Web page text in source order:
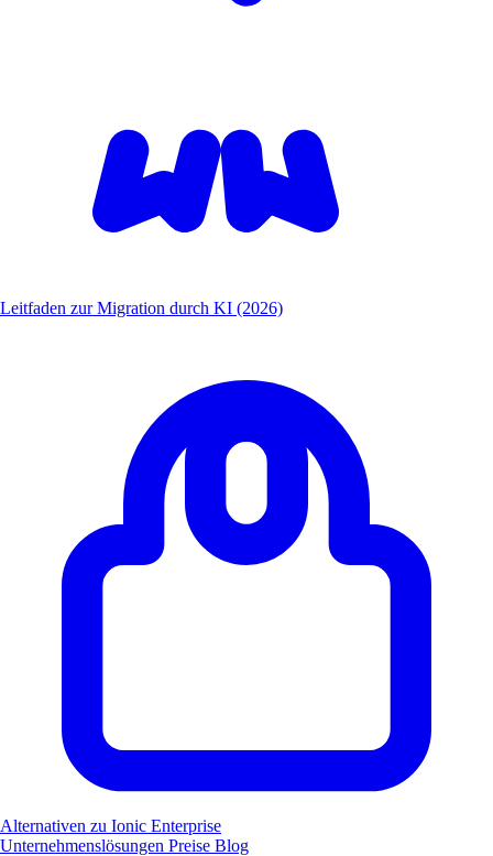
Leitfaden zur Migration durch KI (2026)
Alternativen zu Ionic Enterprise
Unternehmenslösungen Preise Blog